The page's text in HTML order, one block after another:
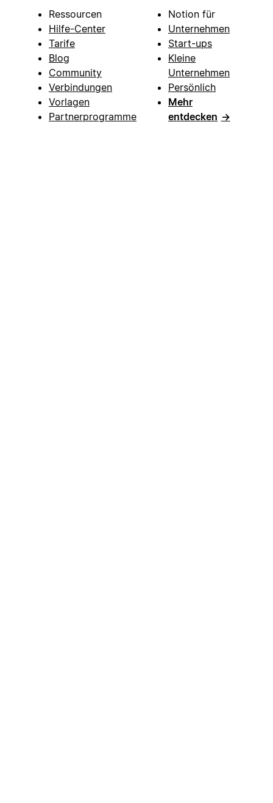
Ressourcen
Hilfe-Center
Tarife
Blog
Community
Verbindungen
Vorlagen
Partnerprogramme
Notion für
Unternehmen
Start-ups
Kleine
Unternehmen
Persönlich
Mehr
entdecken →